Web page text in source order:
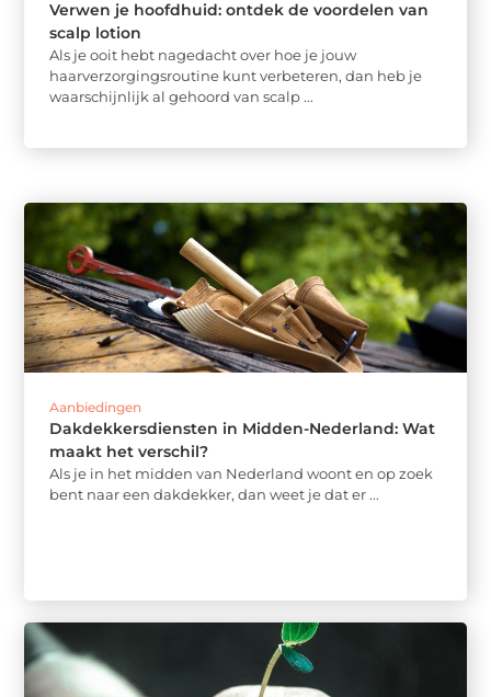
Verwen je hoofdhuid: ontdek de voordelen van
scalp lotion
Als je ooit hebt nagedacht over hoe je jouw
haarverzorgingsroutine kunt verbeteren, dan heb je
waarschijnlijk al gehoord van scalp ...
Aanbiedingen
Dakdekkersdiensten in Midden-Nederland: Wat
maakt het verschil?
Als je in het midden van Nederland woont en op zoek
bent naar een dakdekker, dan weet je dat er ...